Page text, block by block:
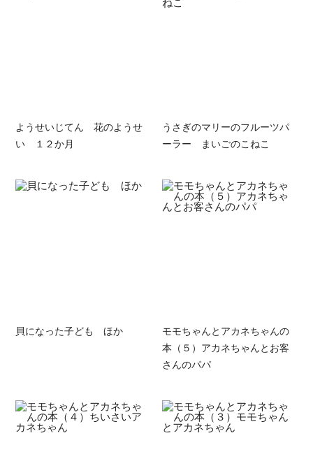
ようせいじてん 花のようせ
い １２か月
うさぎのマリーのフルーツパ
ーラー まいごのこねこ
貝になった子ども ほか
モモちゃんとアカネちゃんの
本（５）アカネちゃんとお客
さんのパパ